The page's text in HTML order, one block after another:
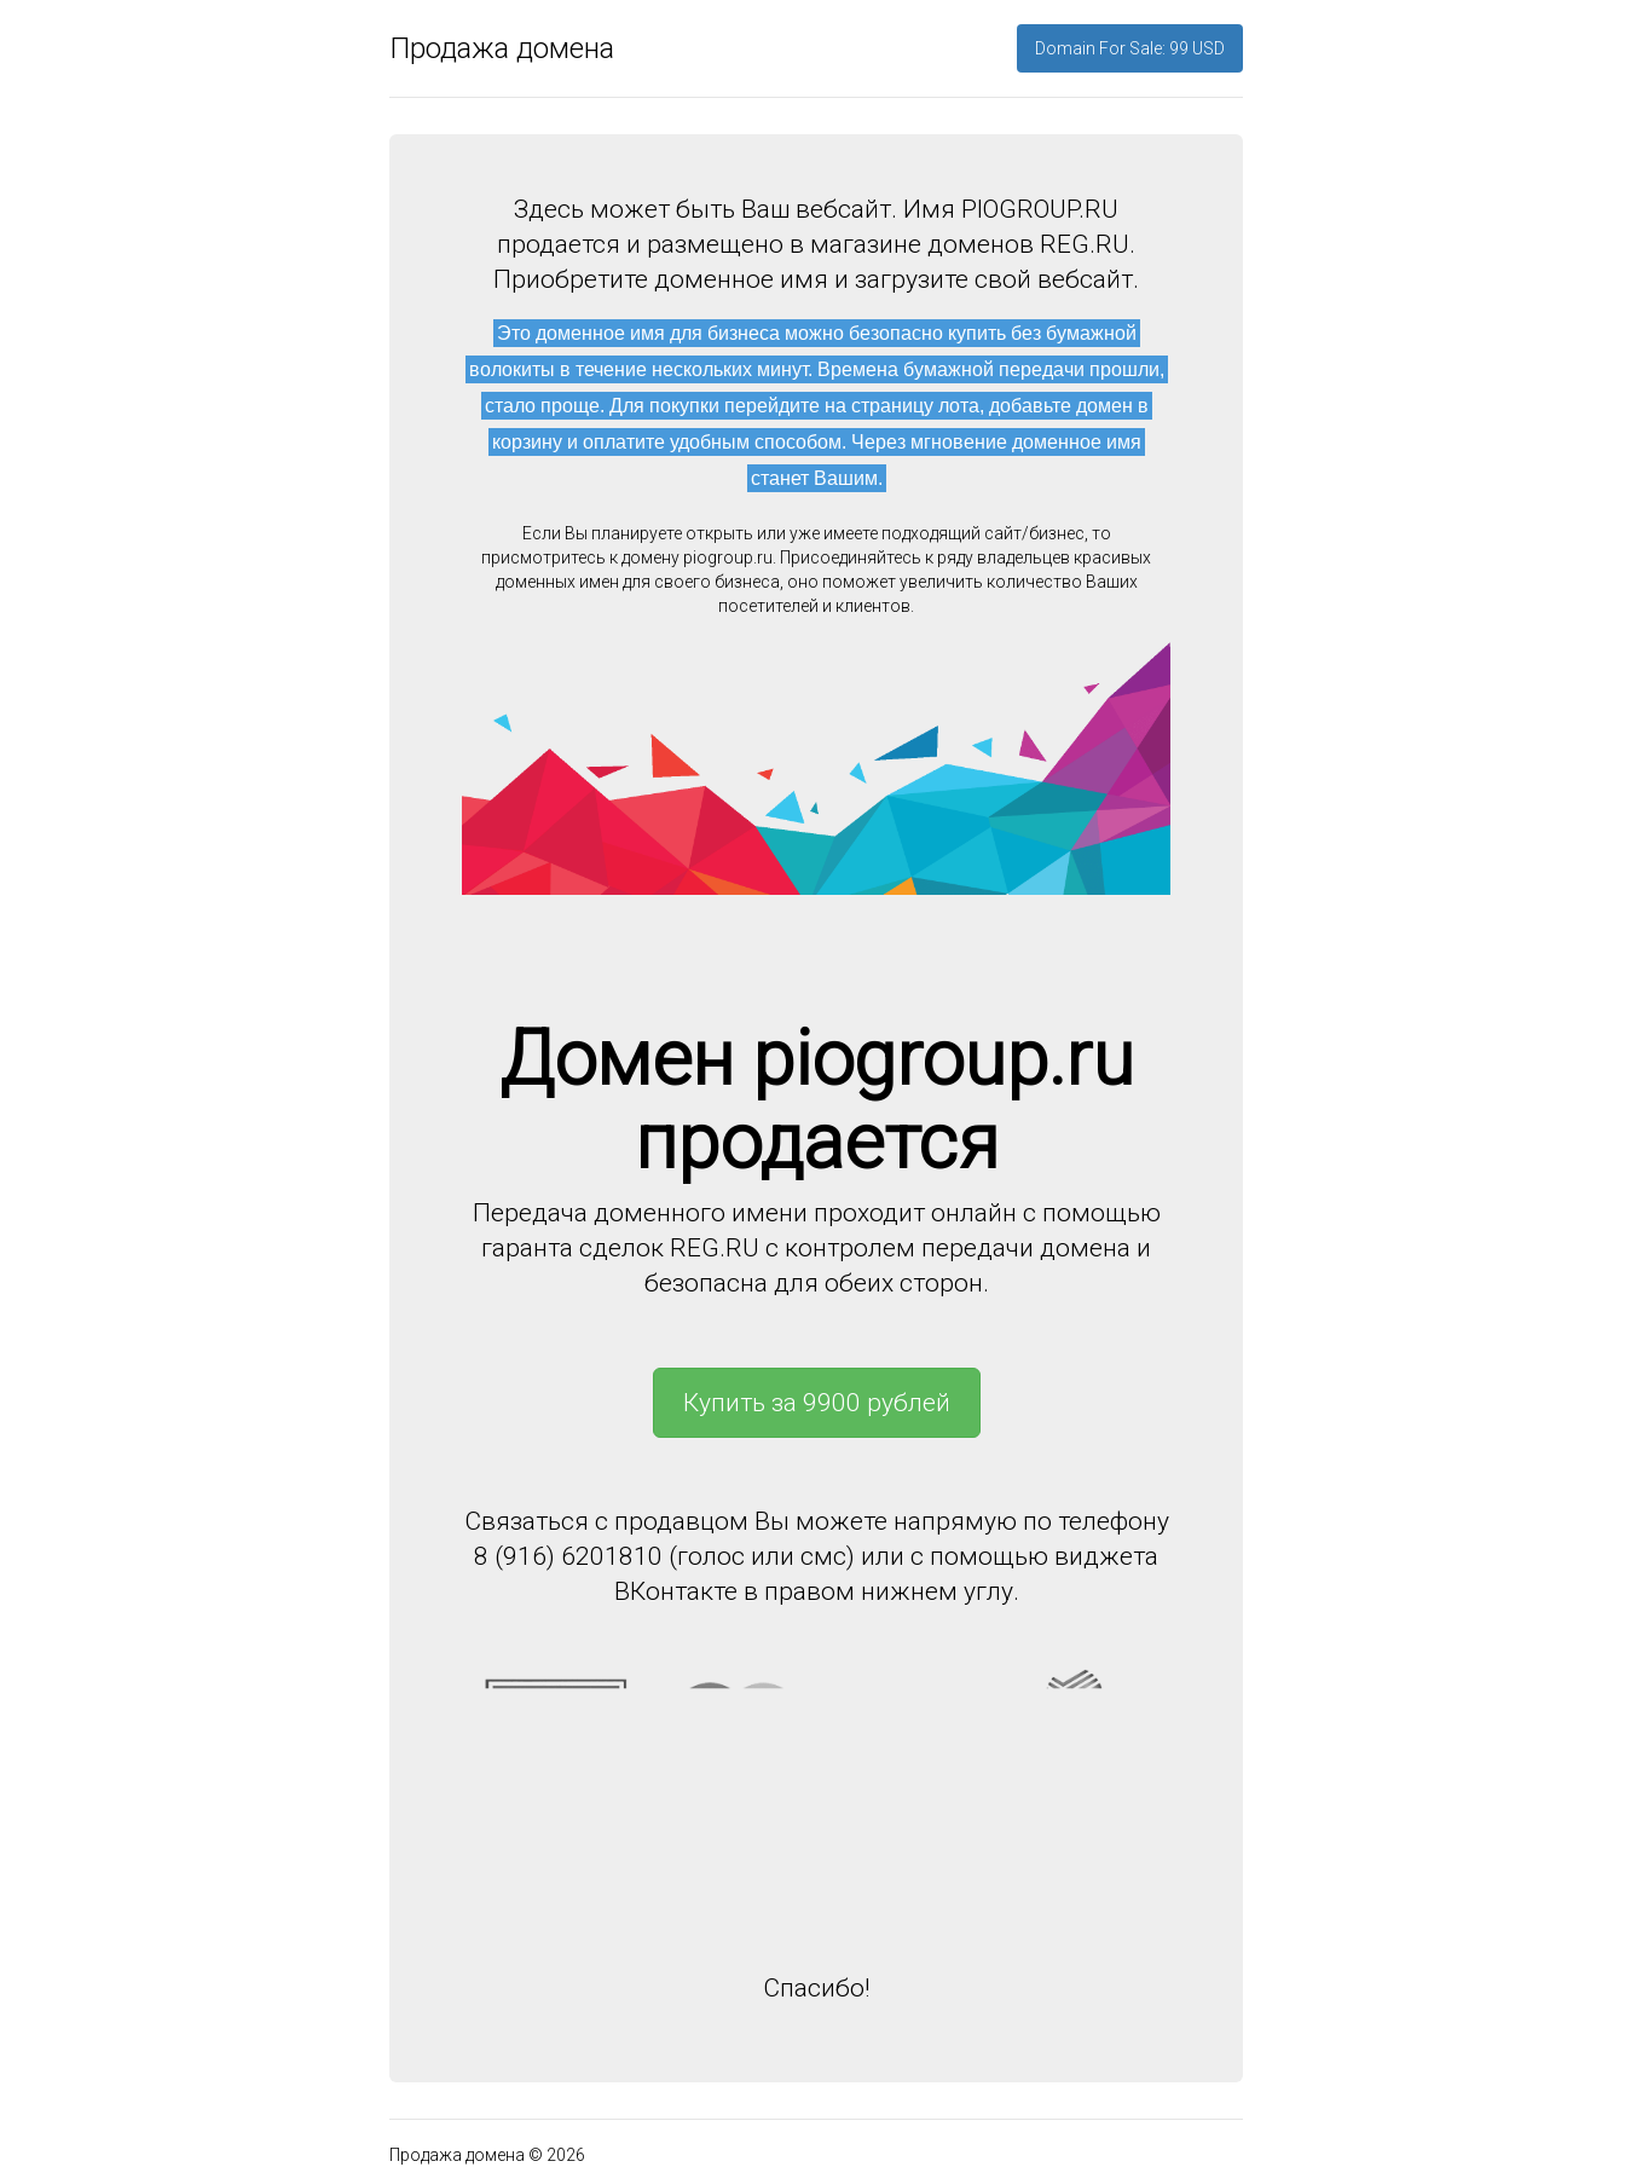
Domain For Sale: 99 USD
Продажа домена
Здесь может быть Ваш вебсайт. Имя PIOGROUP.RU
продается и размещено в магазине доменов REG.RU.
Приобретите доменное имя и загрузите свой вебсайт.
Это доменное имя для бизнеса можно безопасно купить без бумажной
волокиты в течение нескольких минут. Времена бумажной передачи прошли,
стало проще. Для покупки перейдите на страницу лота, добавьте домен в
корзину и оплатите удобным способом. Через мгновение доменное имя
станет Вашим.
Если Вы планируете открыть или уже имеете подходящий сайт/бизнес, то
присмотритесь к домену piogroup.ru. Присоединяйтесь к ряду владельцев красивых
доменных имен для своего бизнеса, оно поможет увеличить количество Ваших
посетителей и клиентов.
Домен piogroup.ru
продается
Передача доменного имени проходит онлайн с помощью
гаранта сделок REG.RU с контролем передачи домена и
безопасна для обеих сторон.
Купить за 9900 рублей
Связаться с продавцом Вы можете напрямую по телефону
8 (916) 6201810 (голос или смс) или с помощью виджета
ВКонтакте в правом нижнем углу.
Спасибо!
Продажа домена © 2026